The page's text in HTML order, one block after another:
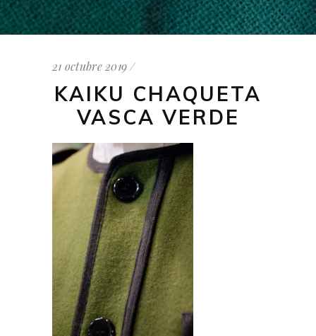
21 octubre 2019
KAIKU CHAQUETA
VASCA VERDE